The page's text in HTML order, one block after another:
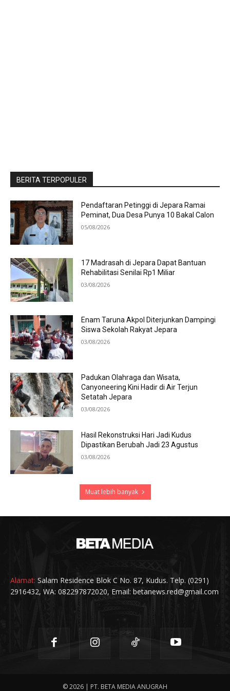
BERITA TERPOPULER
Pendaftaran Petinggi di Jepara Ramai
Peminat, Dua Desa Punya 10 Bakal Calon
05/08/2026
17 Madrasah di Jepara Dapat Bantuan
Rehabilitasi Senilai Rp1 Miliar
03/08/2026
Enam Taruna Akpol Diterjunkan Dampingi
Siswa Sekolah Rakyat Jepara
03/08/2026
Padukan Olahraga dan Wisata,
Canyoneering Kini Hadir di Air Terjun
Setatah Jepara
03/08/2026
Hasil Rekonstruksi Hari Jadi Kudus
Dipastikan Berubah Jadi 23 Agustus
03/08/2026
Muat lebih banyak
Alamat: Salam Residence Blok C No. 87, Kudus. Telp. (0291)
2916432, WA: 082297872020, Email: betanews.red@gmail.com
© 2026 | PT. BETA MEDIA ANUGRAH